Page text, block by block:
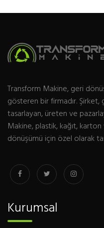
Transform Makine, geri
gösteren bir firmadır.
tasarlayan, üreten ve
Makine, plastik, kağıt,
dönüşümü için özel olarak
Kurumsal